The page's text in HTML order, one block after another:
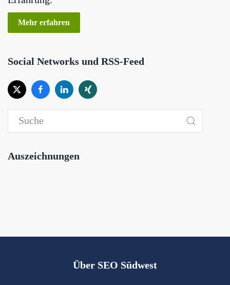
Mehr erfahren
Social Networks und RSS-Feed
Auszeichnungen
Über SEO Südwest